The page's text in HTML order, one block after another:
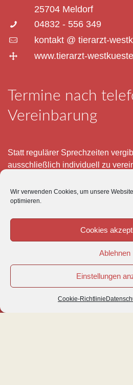
Wir verwenden Cookies, um unsere
optimieren.
Cookies
Ablehnen
Einstellungen
Cookie-Richtlinie
25704 Meldorf
04832 - 556 349
kontakt @ tierarzt-
www.tierarzt-
Termine nach
Vereinbarung
Statt regulärer Sprechzeiten
ausschließlich individuell zu
– 12 und 15 – 18 Uhr.
Im Übrigen ist der Tierärztliche